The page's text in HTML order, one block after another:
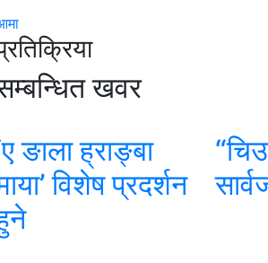
खवर
ङाला ह्राङ्बा
विशेष प्रदर्शन